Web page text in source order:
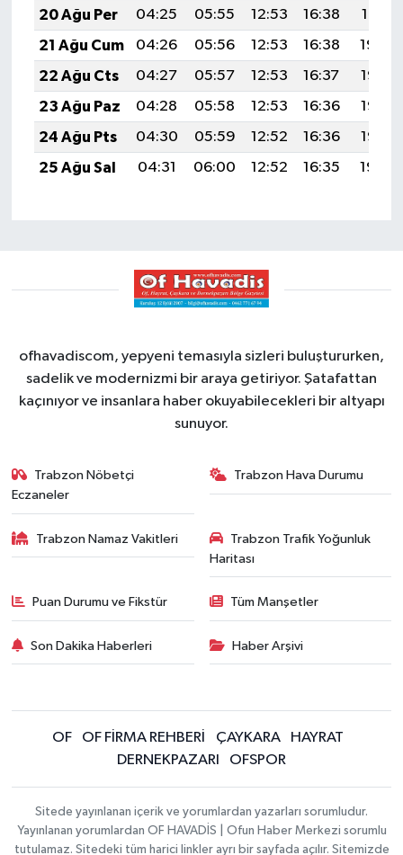
20 Ağu Per
04:25 05:55 12:53 16:38
19:41
21 Ağu Cum
04:26 05:56 12:53 16:38
19:40
22 Ağu Cts
04:27 05:57 12:53 16:37
19:38
23 Ağu Paz
04:28 05:58 12:53 16:36
19:37
24 Ağu Pts
04:30 05:59 12:52 16:36
19:36
25 Ağu Sal
04:31 06:00 12:52 16:35 19:34
ofhavadiscom, yepyeni temasıyla sizleri buluştururken,
sadelik ve modernizmi bir araya getiriyor. Şatafattan
kaçınıyor ve insanlara haber okuyabilecekleri bir altyapı
sunuyor.
Trabzon Nöbetçi
Eczaneler
Trabzon Hava Durumu
Trabzon Namaz Vakitleri
Trabzon Trafik Yoğunluk
Haritası
Puan Durumu ve Fikstür Tüm Manşetler
Son Dakika Haberleri Haber Arşivi
OF OF FİRMA REHBERİ ÇAYKARA
HAYRAT
DERNEKPAZARI
OFSPOR
Sitede yayınlanan içerik ve yorumlardan yazarları sorumludur.
Yayınlanan yorumlardan OF HAVADİS | Ofun Haber Merkezi sorumlu
tutulamaz. Sitedeki tüm harici linkler ayrı bir sayfada açılır. Sitemizde